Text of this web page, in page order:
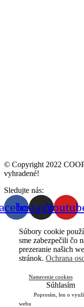
© Copyright 2022
vyhradené!
Sledujte nás:
Instagram
Súbory cookie
sme zabezpečili čo
prezeranie našich
stránok. Ochrana
Nastavenie cookies
Súhlasím
Poprosím, len o
webu